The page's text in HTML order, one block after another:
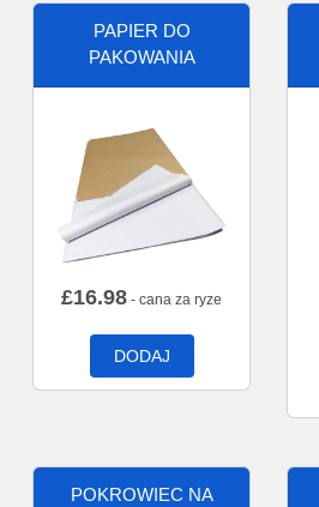
PAPIER DO
PAKOWANIA
£16.98 - cana za ryze
DODAJ
POKROWIEC NA